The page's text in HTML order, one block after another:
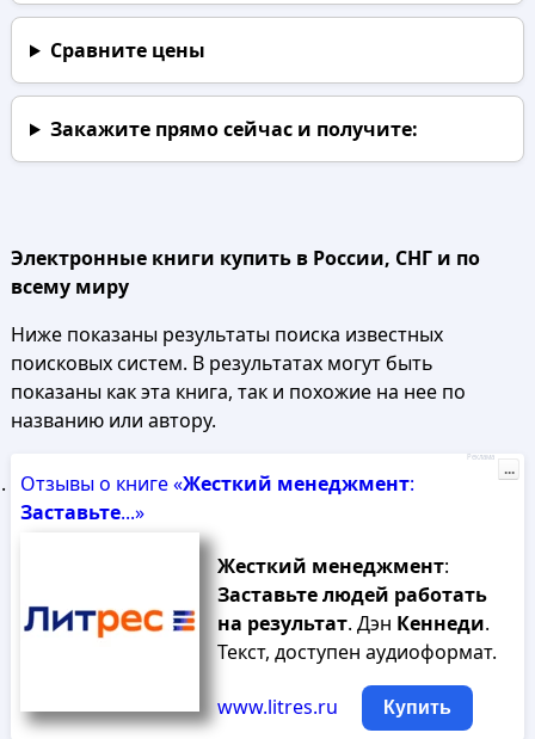
Сравните цены
Закажите прямо сейчаси получите:
Электронные книги купить в России, СНГ и по
всему миру
Ниже показаны результаты поиска известных
поисковых систем. В результатах могут быть
показаны как эта книга, так и похожие на нее по
названию или автору.
Отзывы о книге «Жесткий менеджмент:
Заставьте...»
Жесткий менеджмент:
Заставьтелюдей работать
на результат. Дэн Кеннеди.
Текст, доступен аудиоформат.
www.litres.ru Купить
Реклама
...